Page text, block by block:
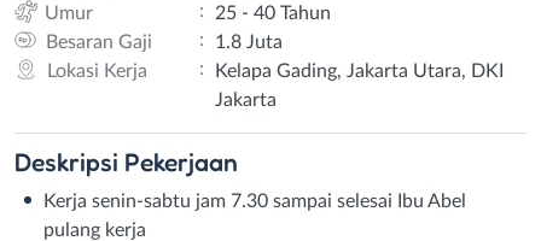
Umur
:
25 - 40 Tahun
Besaran Gaji
:
1.8 Juta
Lokasi Kerja
:
Kelapa Gading, Jakarta Utara, DKI
Jakarta
Deskripsi Pekerjaan
Kerja senin-sabtu jam 7.30 sampai selesai Ibu Abel
pulang kerja